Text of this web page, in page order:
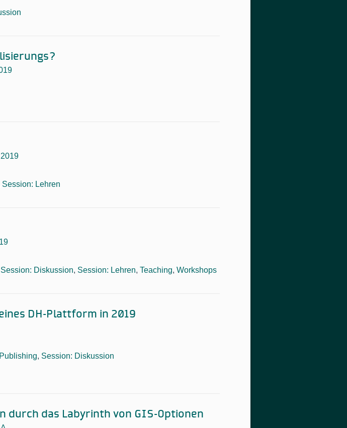
Session: Lehren
Session: Diskussion, Session: Lehren, Teaching, Workshops
DH-Plattform in 2019
Publishing, Session: Diskussion
durch das Labyrinth von GIS-Optionen